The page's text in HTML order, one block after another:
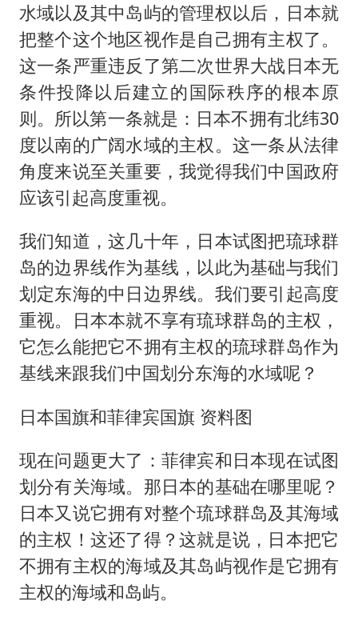
水域以及其中岛屿的管理权以后，日本就
把整个这个地区视作是自己拥有主权了。
这一条严重违反了第二次世界大战日本无
条件投降以后建立的国际秩序的根本原
则。所以第一条就是：日本不拥有北纬30
度以南的广阔水域的主权。这一条从法律
角度来说至关重要，我觉得我们中国政府
应该引起高度重视。
我们知道，这几十年，日本试图把琉球群
岛的边界线作为基线，以此为基础与我们
划定东海的中日边界线。我们要引起高度
重视。日本本就不享有琉球群岛的主权，
它怎么能把它不拥有主权的琉球群岛作为
基线来跟我们中国划分东海的水域呢？
日本国旗和菲律宾国旗 资料图
现在问题更大了：菲律宾和日本现在试图
划分有关海域。那日本的基础在哪里呢？
日本又说它拥有对整个琉球群岛及其海域
的主权！这还了得？这就是说，日本把它
不拥有主权的海域及其岛屿视作是它拥有
主权的海域和岛屿。